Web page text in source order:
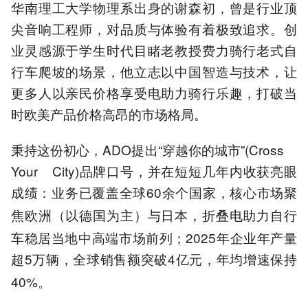
华南理工大学物理系出身的谢森初，曾是行业顶
尖音响工程师，对品质与体验有着极致追求。创
业灵感源于学生时代目睹老教授费力骑行老式自
行车爬坡的场景，他立志以中国智造与技术，让
更多人以亲民价格享受电助力骑行乐趣，打破当
时欧美产品价格高昂的市场格局。
秉持这份初心，ADO提出“穿越你的城市”(Cross
Your City)品牌口号，并在短短几年内收获亮眼
成绩 ： 业务已覆盖全球60余个国家，核心市场聚
焦欧洲 （以德国为主 ） 与日本，折叠电助力自行
车稳居当地中高端市场前列；2025年企业年产量
超5万辆 ，全球销售额突破4亿元，年均增速保持
40%。